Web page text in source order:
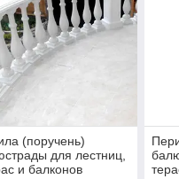
(поручень)
для лестниц,
и балконов